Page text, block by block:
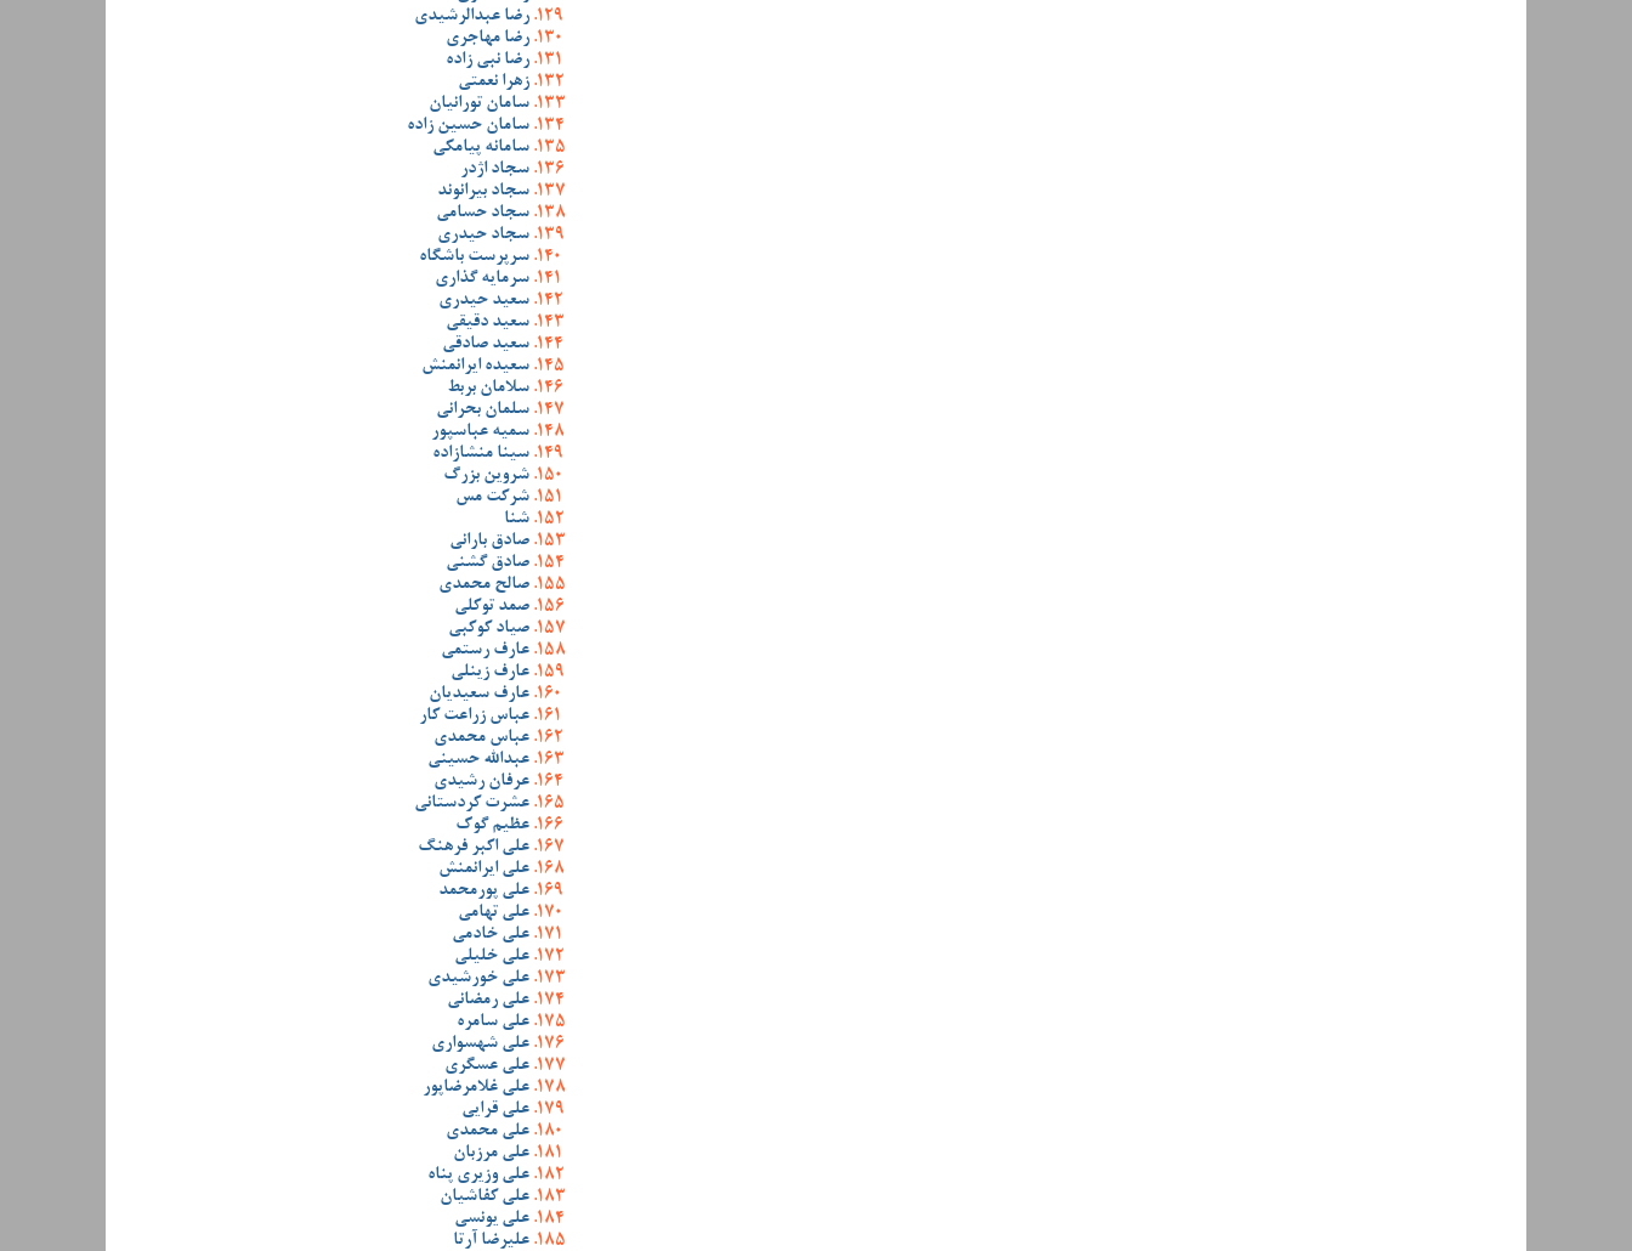
رضا عبدالرشیدی
رضا مهاجری
رضا نبی زاده
زهرا نعمتی
سامان تورانیان
سامان حسین زاده
سامانه پیامکی
سجاد اژدر
سجاد بیرانوند
سجاد حسامی
سجاد حیدری
سرپرست باشگاه
سرمایه گذاری
سعید حیدری
سعید دقیقی
سعید صادقی
سعیده ایرانمنش
سلامان بربط
سلمان بحرانی
سمیه عباسپور
سینا منشازاده
شروین بزرگ
شرکت مس
شنا
صادق بارانی
صادق گشنی
صالح محمدی
صمد توکلی
صیاد کوکبی
عارف رستمی
عارف زینلی
عارف سعیدیان
عباس زراعت کار
عباس محمدی
عبدالله حسینی
عرفان رشیدی
عشرت کردستانی
عظیم گوک
علی اکبر فرهنگ
علی ایرانمنش
علی پورمحمد
علی تهامی
علی خادمی
علی خلیلی
علی خورشیدی
علی رمضانی
علی سامره
علی شهسواری
علی عسگری
علی غلامرضاپور
علی قرایی
علی محمدی
علی مرزبان
علی وزیری پناه
علی کفاشیان
علی یونسی
علیرضا آرتا